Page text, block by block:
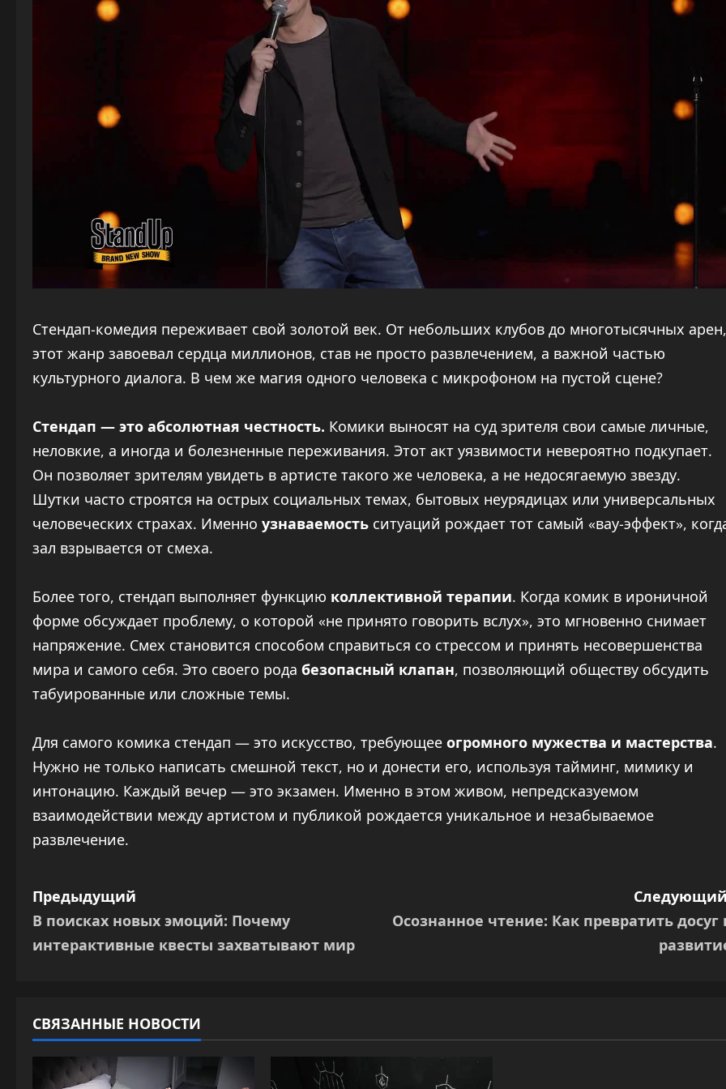
Стендап-комедия переживает свой золотой век. От небольших клубов до многотысячных арен,
этот жанр завоевал сердца миллионов, став не просто развлечением, а важной частью
культурного диалога. В чем же магия одного человека с микрофоном на пустой сцене?
Стендап — это абсолютная честность. Комики выносят на суд зрителя свои самые личные,
неловкие, а иногда и болезненные переживания. Этот акт уязвимости невероятно подкупает.
Он позволяет зрителям увидеть в артисте такого же человека, а не недосягаемую звезду.
Шутки часто строятся на острых социальных темах, бытовых неурядицах или универсальных
человеческих страхах. Именно узнаваемость ситуаций рождает тот самый «вау-эффект»,
зал взрывается от смеха.
Более того, стендап выполняет функцию коллективной терапии. Когда комик в ироничной
форме обсуждает проблему, о которой «не принято говорить вслух», это мгновенно снимает
напряжение. Смех становится способом справиться со стрессом и принять несовершенства
мира и самого себя. Это своего рода безопасный клапан, позволяющий обществу обсудить
табуированные или сложные темы.
Для самого комика стендап — это искусство, требующее огромного мужества и мастерства.
Нужно не только написать смешной текст, но и донести его, используя тайминг, мимику и
интонацию. Каждый вечер — это экзамен. Именно в этом живом, непредсказуемом
взаимодействии между артистом и публикой рождается уникальное и незабываемое
развлечение.
Н
а
г
Предыдущий
В поисках новых эмоций: Почему
интерактивные квесты захватывают мир
Осознанное чтение: Как превратить досуг
СВЯЗАННЫЕ НОВОСТИ